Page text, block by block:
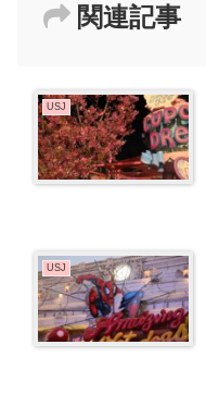
関連記事
USJ
USJ